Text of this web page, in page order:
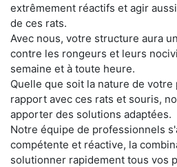
extrêmement réactifs et agir
de ces rats.
Avec nous, votre structure aura
contre les rongeurs et leurs
semaine et à toute heure.
Quelle que soit la nature de
rapport avec ces rats et souris,
apporter des solutions adaptées.
Notre équipe de professionnels
compétente et réactive, la
solutionner rapidement tous vos